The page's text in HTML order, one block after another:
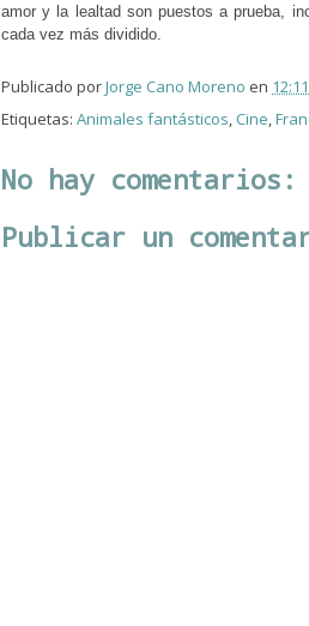
amor y la lealtad son puestos a prueba,
cada vez más dividido.
Publicado porJorge Cano Moreno en 12:11
Etiquetas: Animales fantásticos, Cine,
No hay comentarios:
Publicar un